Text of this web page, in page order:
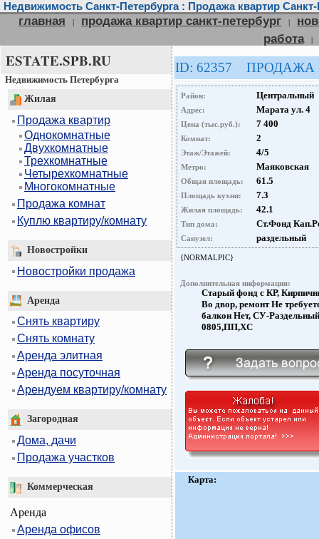
Недвижимость Санкт-Петербурга : Продажа квартир Санкт-
главная | продажа квартир санкт-петербург |
работа
|
ESTATE.SPB.RU
Недвижимость Петербурга
Жилая
Продажа квартир
Однокомнатные
Двухкомнатные
Трехкомнатные
Четырехкомнатные
Многокомнатные
Продажа комнат
Куплю квартиру/комнату
Новостройки
Новостройки продажа
Аренда
Снять квартиру
Снять комнату
Аренда элитная
Аренда посуточная
Арендуем квартиру/комнату
Загородная
Дома, дачи
Продажа участков
Коммерческая
Аренда
Аренда офисов
ID: 62357
Район: Центральный
Адрес: Марата ул. 4
Цена (тыс.руб.): 7 400
Комнат: 2
Этаж/Этажей: 4/5
Метро: Маяковская
Общая площадь: 61.5
Площадь кухни: 7.3
Жилая площадь: 42.1
Тип дома: Ст.Фонд
Санузел: раздельный
{NORMALPIC}
Дополнительная информация:
Старый фонд с КР,
Во двор, ремонт Не
балкон Нет, СУ-
0805,ПП,ХС
Карта: